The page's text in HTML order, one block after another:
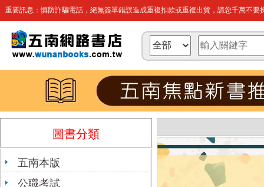
重要訊息：慎防詐騙電話，絕無簽單錯誤造成重複扣款或重複出貨，請您千萬不要
圖書分類
五南本版
公職考試